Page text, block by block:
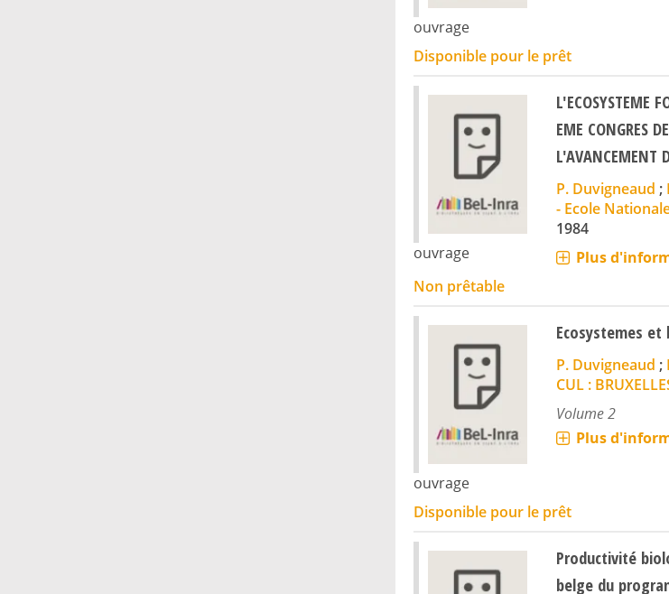
ouvrage
Disponible pour le prêt
ouvrage
L'ECOSYSTEME
EME CONGRES
L'AVANCEMENT
P. Duvigneaud ;
- Ecole
1984
Plus
Non prêtable
ouvrage
Ecosystemes et
P. Duvigneaud ;
CUL :
Volume 2
Plus
Disponible pour le prêt
Productivité
belge du